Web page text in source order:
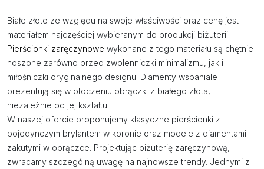
Białe złoto ze względu na swoje właściwości oraz cenę jest
materiałem najczęściej wybieranym do produkcji biżuterii.
Pierścionki zaręczynowe wykonane z tego materiału są chętnie
noszone zarówno przed zwolenniczki minimalizmu, jak i
miłośniczki oryginalnego designu. Diamenty wspaniale
prezentują się w otoczeniu obrączki z białego złota,
niezależnie od jej kształtu.
W naszej ofercie proponujemy klasyczne pierścionki z
pojedynczym brylantem w koronie oraz modele z diamentami
zakutymi w obrączce. Projektując biżuterię zaręczynową,
zwracamy szczególną uwagę na najnowsze trendy. Jednymi z